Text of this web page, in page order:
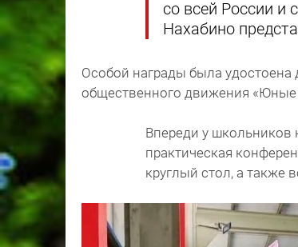
со всей России и
Нахабино
Особой награды была удостоена
общественного движения «Юные
Впереди у школьников
практическая
круглый стол, а также